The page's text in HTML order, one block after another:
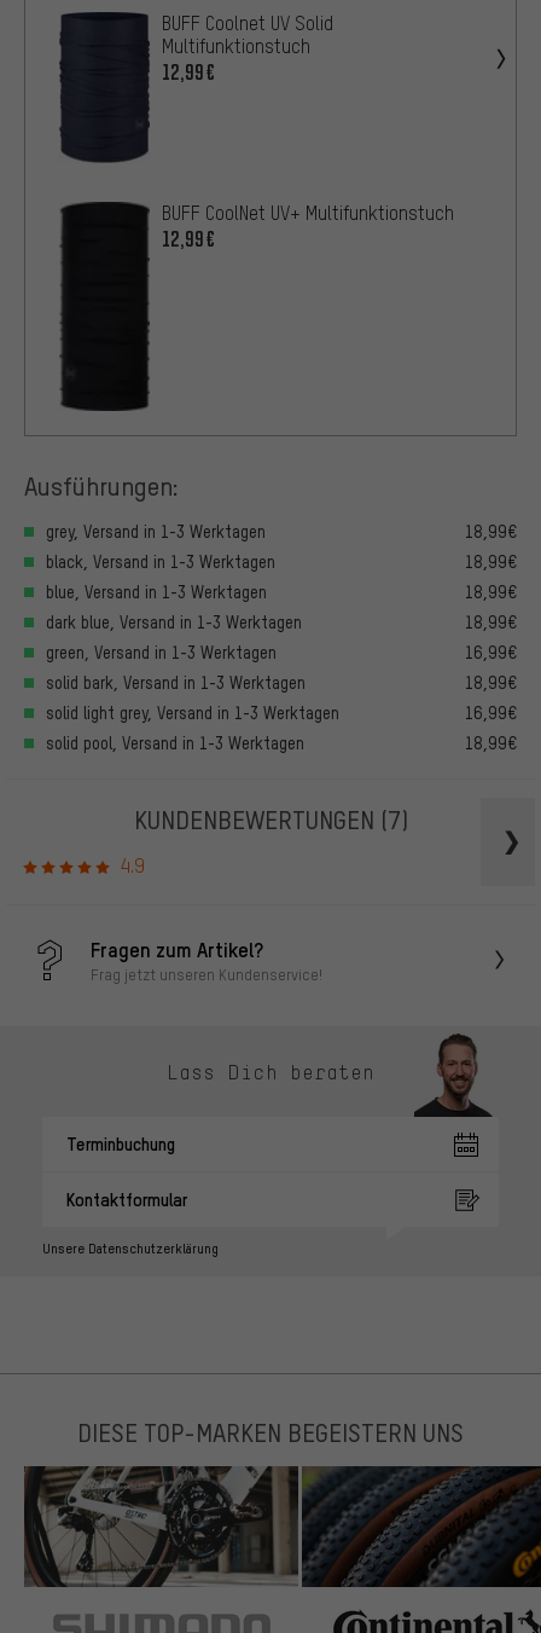
BUFF Coolnet UV Solid
Multifunktionstuch
12,99€
BUFF CoolNet UV+ Multifunktionstuch
12,99€
Ausführungen:
grey, Versand in 1-3 Werktagen
18,99€
black, Versand in 1-3 Werktagen
18,99€
blue, Versand in 1-3 Werktagen
18,99€
dark blue, Versand in 1-3 Werktagen
18,99€
green, Versand in 1-3 Werktagen
16,99€
solid bark, Versand in 1-3 Werktagen
18,99€
solid light grey, Versand in 1-3 Werktagen
16,99€
solid pool, Versand in 1-3 Werktagen
18,99€
KUNDENBEWERTUNGEN (7)
4.9
Fragen zum Artikel?
Frag jetzt unseren Kundenservice!
Lass Dich beraten
Terminbuchung
Kontaktformular
Unsere Datenschutzerklärung
DIESE TOP-MARKEN BEGEISTERN UNS